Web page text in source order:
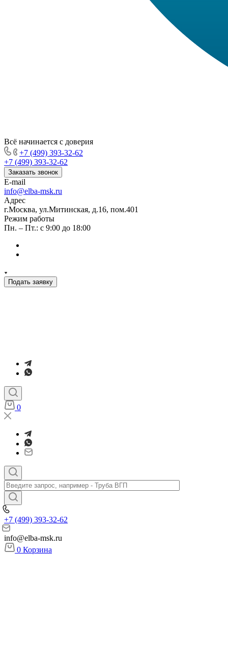
Всё начинается с доверия
+7 (499) 393-32-62
+7 (499) 393-32-62
Заказать звонок
E-mail
info@elba-msk.ru
Адрес
г.Москва, ул.Митинская, д.16, пом.401
Режим работы
Пн. – Пт.: с 9:00 до 18:00
Подать заявку
0
+7 (499) 393-32-62
info@elba-msk.ru
0 Корзина